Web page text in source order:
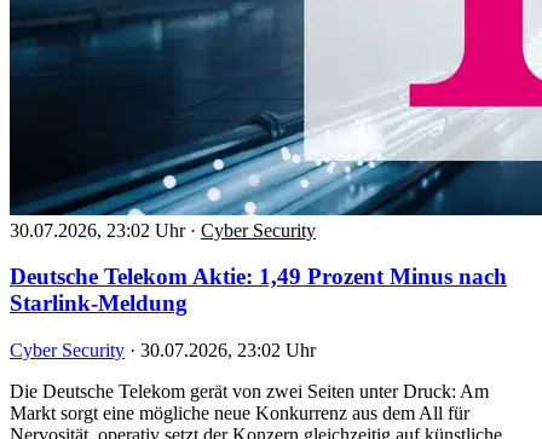
30.07.2026, 23:02 Uhr · Cyber Security
Deutsche Telekom Aktie: 1,49 Prozent Minus nach
Starlink-Meldung
Cyber Security · 30.07.2026, 23:02 Uhr
Die Deutsche Telekom gerät von zwei Seiten unter Druck: Am
Markt sorgt eine mögliche neue Konkurrenz aus dem All für